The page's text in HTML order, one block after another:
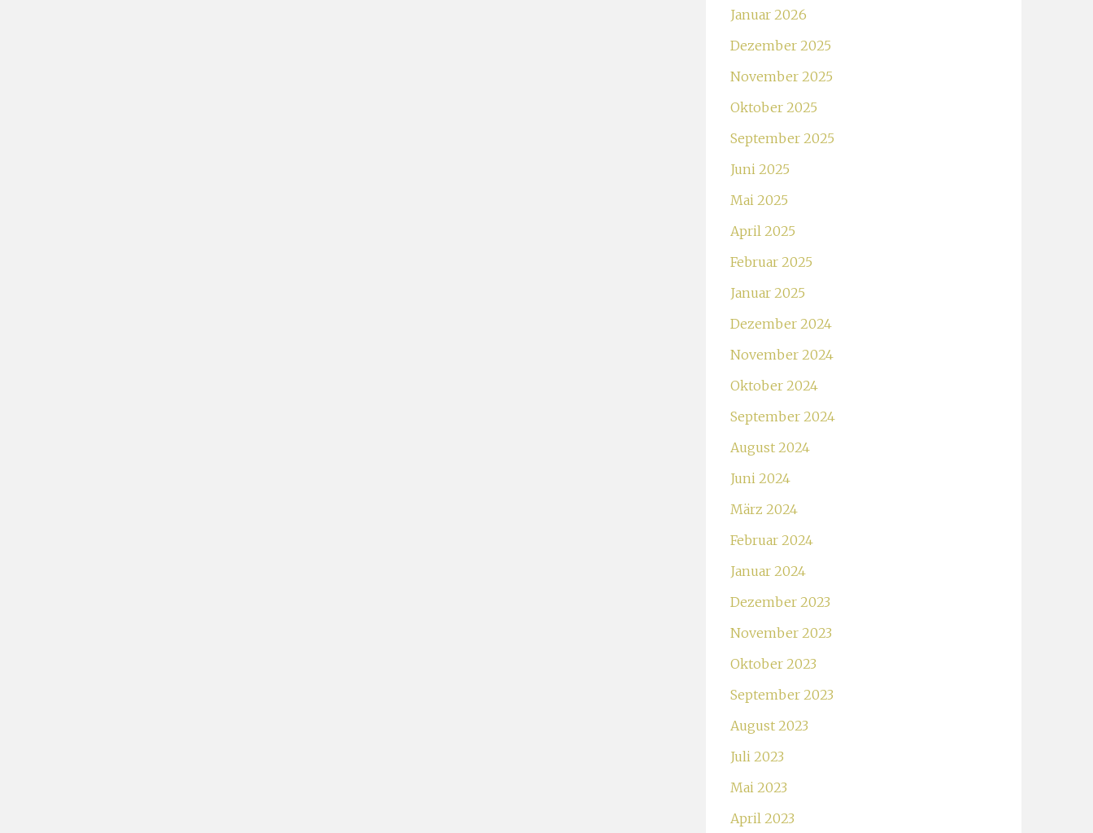
Januar 2026
Dezember 2025
November 2025
Oktober 2025
September 2025
Juni 2025
Mai 2025
April 2025
Februar 2025
Januar 2025
Dezember 2024
November 2024
Oktober 2024
September 2024
August 2024
Juni 2024
März 2024
Februar 2024
Januar 2024
Dezember 2023
November 2023
Oktober 2023
September 2023
August 2023
Juli 2023
Mai 2023
April 2023